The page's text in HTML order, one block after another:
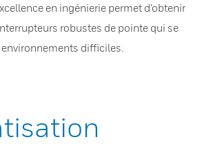
en ingénierie permet d’obtenir
robustes de pointe qui se
difficiles.